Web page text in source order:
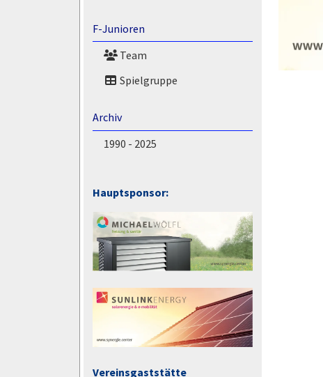
F-Junioren
Team
Spielgruppe
Archiv
1990 - 2025
Hauptsponsor:
Vereinsgaststätte